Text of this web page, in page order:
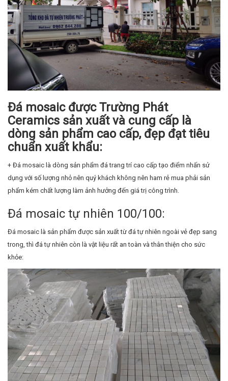
Đá mosaic được Trường Phát
Ceramics sản xuất và cung cấp là
dòng sản phẩm cao cấp, đẹp đạt tiêu
chuẩn xuất khẩu:
+ Đá mosaic là dòng sản phẩm đá trang trí cao cấp tạo điểm nhấn sử
dụng với số lượng nhỏ nên quý khách không nên ham rẻ mua phải sản
phẩm kém chất lượng làm ảnh hưởng đến giá trị công trình.
Đá mosaic tự nhiên 100/100:
Đá mosaic là sản phẩm được sản xuất từ đá tự nhiên ngoài vẻ đẹp sang
trong, thì đá tự nhiên còn là vật liệu rất an toàn và thân thiện cho sức
khỏe: